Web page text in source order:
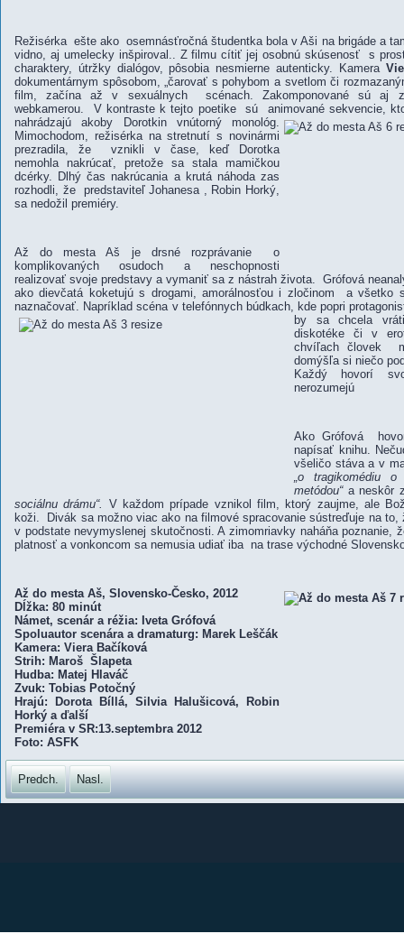
Režisérka ešte ako osemnásťročná študentka bola v Aši na brigáde a
vidno, aj umelecky inšpiroval.. Z filmu cítiť jej osobnú skúsenosť s
charaktery, útržky dialógov, pôsobia nesmierne autenticky. Kamera
dokumentárnym spôsobom, „čarovať s pohybom a svetlom či
film, začína až v sexuálnych scénach. Zakomponované sú aj
webkamerou. V kontraste k tejto poetike sú animované sekvencie,
nahrádzajú akoby Dorotkin vnútorný monológ.
Mimochodom, režisérka na stretnutí s novinármi
prezradila, že vznikli v čase, keď Dorotka
nemohla nakrúcať, pretože sa stala mamičkou
dcérky. Dlhý čas nakrúcania a krutá náhoda zas
rozhodli, že predstaviteľ Johanesa , Robin Horký,
sa nedožil premiéry.
Až do mesta Aš je drsné rozprávanie o
komplikovaných osudoch a neschopnosti
realizovať svoje predstavy a vymaniť sa z nástrah života. Grófová
ako dievčatá koketujú s drogami, amorálnosťou i zločinom a všetko
naznačovať. Napríklad scéna v telefónnych búdkach, kdepopri
by sa chcela
diskotéke či v
chvíľach človek
domýšľa si niečo
Každý hovorí
nerozumejú
Ako Grófová
napísať knihu.
všeličo stáva a v
„o tragikomédiu o
metódou“a neskôr
sociálnu drámu“. V každom prípade vznikol film, ktorý zaujme, ale
koži. Divák sa možno viac ako na filmové spracovanie sústreďuje na
v podstate nevymyslenej skutočnosti. A zimomriavky naháňa poznanie,
platnosť a vonkoncom sa nemusia udiať iba na trase východné
Až do mesta Aš, Slovensko-Česko, 2012
Dĺžka: 80 minút
Námet, scenár a réžia: Iveta Grófová
Spoluautor scenára a dramaturg: Marek Leščák
Kamera: Viera Bačíková
Strih: Maroš Šlapeta
Hudba: Matej Hlaváč
Zvuk: Tobias Potočný
Hrajú: Dorota Bíllá, Silvia Halušicová, Robin
Horký a ďalší
Premiéra v SR:13.septembra 2012
Foto: ASFK
Predch. Nasl.